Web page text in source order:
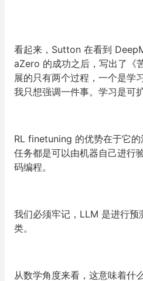
看起来，Sutton 在看到
aZero 的成功之后，写出了《
展的只有两个过程，一个是学
我只想强调一件事。 学习是可
RL finetuning 的优势在于它
任务都是可以由机器自己进行
码编程。
我们必须牢记，LLM 是进行预
类。
从数学角度来看，这意味着什